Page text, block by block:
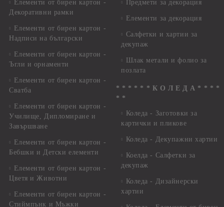
Елементи от бирен картон -
Декоративни рамки
Елементи от бирен картон -
Надписи на български
Елементи от бирен картон -
Ъгли и орнаменти
Елементи от бирен картон -
Сватба
Елементи от бирен картон -
Училище, Дипломиране и
Завършване
Елементи от бирен картон -
Бебшки и Детски елементи
Елементи от бирен картон -
Цветя и Животни
Елементи от бирен картон -
Стиймпънк и Мъжки
Предмети за декорация
Елементи за декорация
Салфетки и хартии за
декупаж
Шлак метали и фолио за
позлата
* * * * * * К О Л Е Д А * * * *
* *
Коледа - Заготовки за
картички и пликове
Коледа - Декупажни хартии
Коелда - Салфетки за
декупаж
Коледа - Дизайнерски
хартии